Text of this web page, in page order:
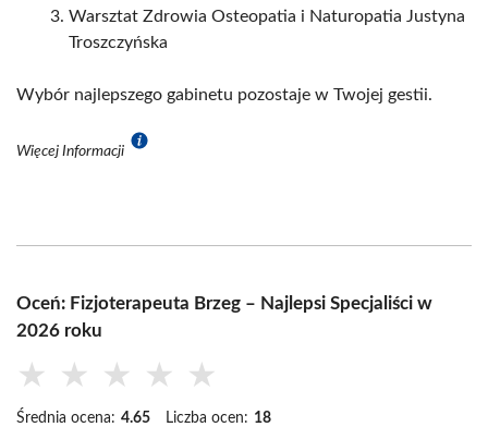
Warsztat Zdrowia Osteopatia i Naturopatia Justyna
Troszczyńska
Wybór najlepszego gabinetu pozostaje w Twojej gestii.
Więcej Informacji
Oceń: Fizjoterapeuta Brzeg – Najlepsi Specjaliści w
2026 roku
★ ★ ★ ★ ★
Średnia ocena: 4.65 Liczba ocen: 18